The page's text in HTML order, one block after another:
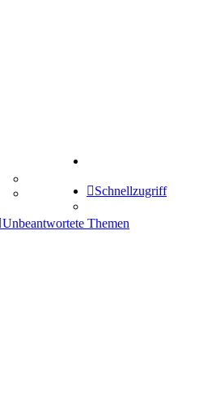
Comunio
Schnellzugriff
Unbeantwortete Themen